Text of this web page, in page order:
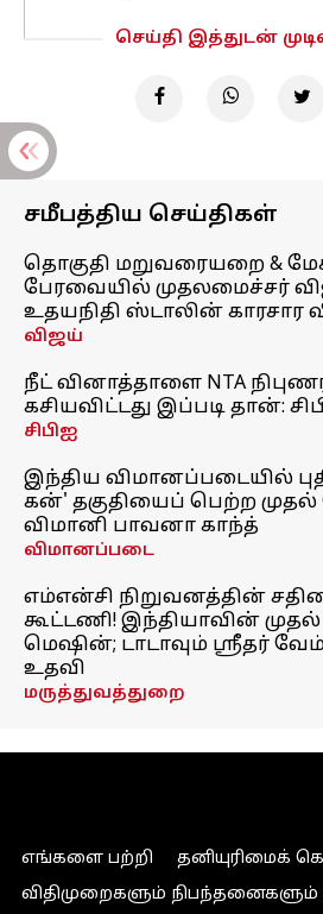
செய்தி இத்துடன்
சமீபத்திய செய்திகள்
தொகுதி மறுவரையறை &
பேரவையில் முதலமைச்சர்
உதயநிதி ஸ்டாலின் காரசார
விஜய்
நீட் வினாத்தாளை NTA
கசியவிட்டது இப்படி தான்:
சிபிஐ
இந்திய விமானப்படையில்
கன்' தகுதியைப் பெற்ற
விமானி பாவனா காந்த்
விமானப்படை
எம்என்சி நிறுவனத்தின்
கூட்டணி! இந்தியாவின்
மெஷின்; டாடாவும் ஸ்ரீதர்
உதவி
மருத்துவத்துறை
எங்களை பற்றி
தனியுரிமைக்
விதிமுறைகளும் நிபந்தனைகளும்